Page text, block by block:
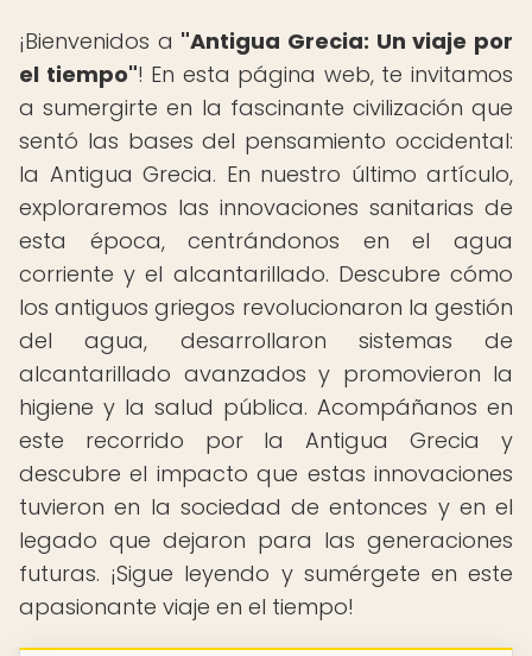
¡Bienvenidos a "Antigua Grecia: Un viaje por
el tiempo"! En esta página web, te invitamos
a sumergirte en la fascinante civilización que
sentó las bases del pensamiento occidental:
la Antigua Grecia. En nuestro último artículo,
exploraremos las innovaciones sanitarias de
esta época, centrándonos en el agua
corriente y el alcantarillado. Descubre cómo
los antiguos griegos revolucionaron la gestión
del agua, desarrollaron sistemas de
alcantarillado avanzados y promovieron la
higiene y la salud pública. Acompáñanos en
este recorrido por la Antigua Grecia y
descubre el impacto que estas innovaciones
tuvieron en la sociedad de entonces y en el
legado que dejaron para las generaciones
futuras. ¡Sigue leyendo y sumérgete en este
apasionante viaje en el tiempo!